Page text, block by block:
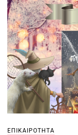
ΕΠΙΚΑΙΡΌΤΗΤΑ